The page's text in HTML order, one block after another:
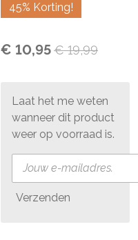
45% Korting!
€ 10,95€ 19,99
Laat het me weten
wanneer dit product
weer op voorraad is.
Verzenden